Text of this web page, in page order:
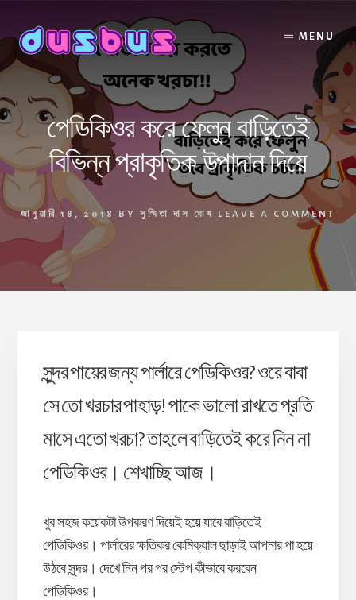
content
MENU
পেডিকিওর করে ফেলুন বাড়িতেই
বিভিন্ন প্রাকৃতিক উপাদান দিয়ে
জানুয়ারি 18, 2018 BY সুস্মিতা দাস ঘোষ LEAVE A COMMENT
সুন্দর পায়ের জন্য পার্লারে পেডিকিওর? ওরে বাবা
সে তো খরচার পাহাড়! পাকে ভালো রাখতে প্রতি
মাসে এতো খরচা? তাহলে বাড়িতেই করে নিন না
পেডিকিওর। শেখাচ্ছি আজ।
খুব সহজ কয়েকটা উপকরণ দিয়েই হয়ে যাবে বাড়িতেই
পেডিকিওর। পার্লারের ক্ষতিকর কেমিক্যাল ছাড়াই আপনার পা হয়ে
উঠবে সুন্দর। দেখে নিন পর পর স্টেপ কীভাবে করবেন
পেডিকিওর।